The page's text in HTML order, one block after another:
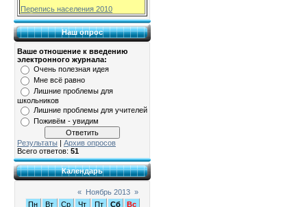
Перепись населения 2010
Наш опрос
Ваше отношение к введению
электронного журнала:
Очень полезная идея
Мне всё равно
Лишние проблемы для
школьников
Лишние проблемы для учителей
Поживём - увидим
Результаты
Архив опросов
Всего ответов: 51
Календарь
« Ноябрь 2013 »
Пн
Вт Ср Чт Пт Сб
Вс